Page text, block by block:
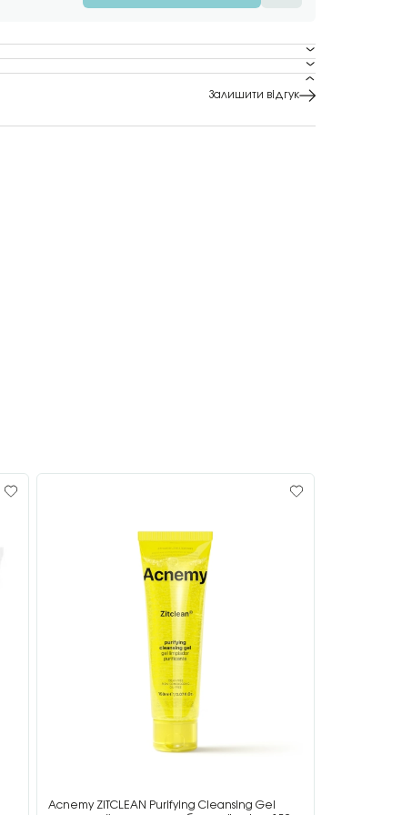
Залишити відгук
Acnemy ZITCLEAN Purifying Cleansing Gel